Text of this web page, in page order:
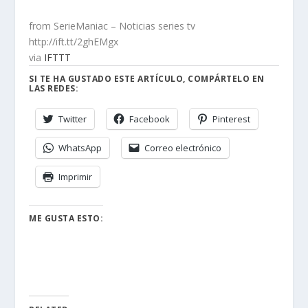
from SerieManiac – Noticias series tv
http://ift.tt/2ghEMgx
via IFTTT
SI TE HA GUSTADO ESTE ARTÍCULO, COMPÁRTELO EN
LAS REDES:
Twitter Facebook Pinterest
WhatsApp Correo electrónico
Imprimir
ME GUSTA ESTO: